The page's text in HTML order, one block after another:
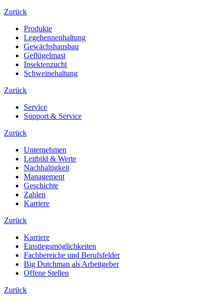
Zurück
Produkte
Legehennenhaltung
Gewächshausbau
Geflügelmast
Insektenzucht
Schweinehaltung
Zurück
Service
Support & Service
Zurück
Unternehmen
Leitbild & Werte
Nachhaltigkeit
Management
Geschichte
Zahlen
Karriere
Zurück
Karriere
Einstiegsmöglichkeiten
Fachbereiche und Berufsfelder
Big Dutchman als Arbeitgeber
Offene Stellen
Zurück